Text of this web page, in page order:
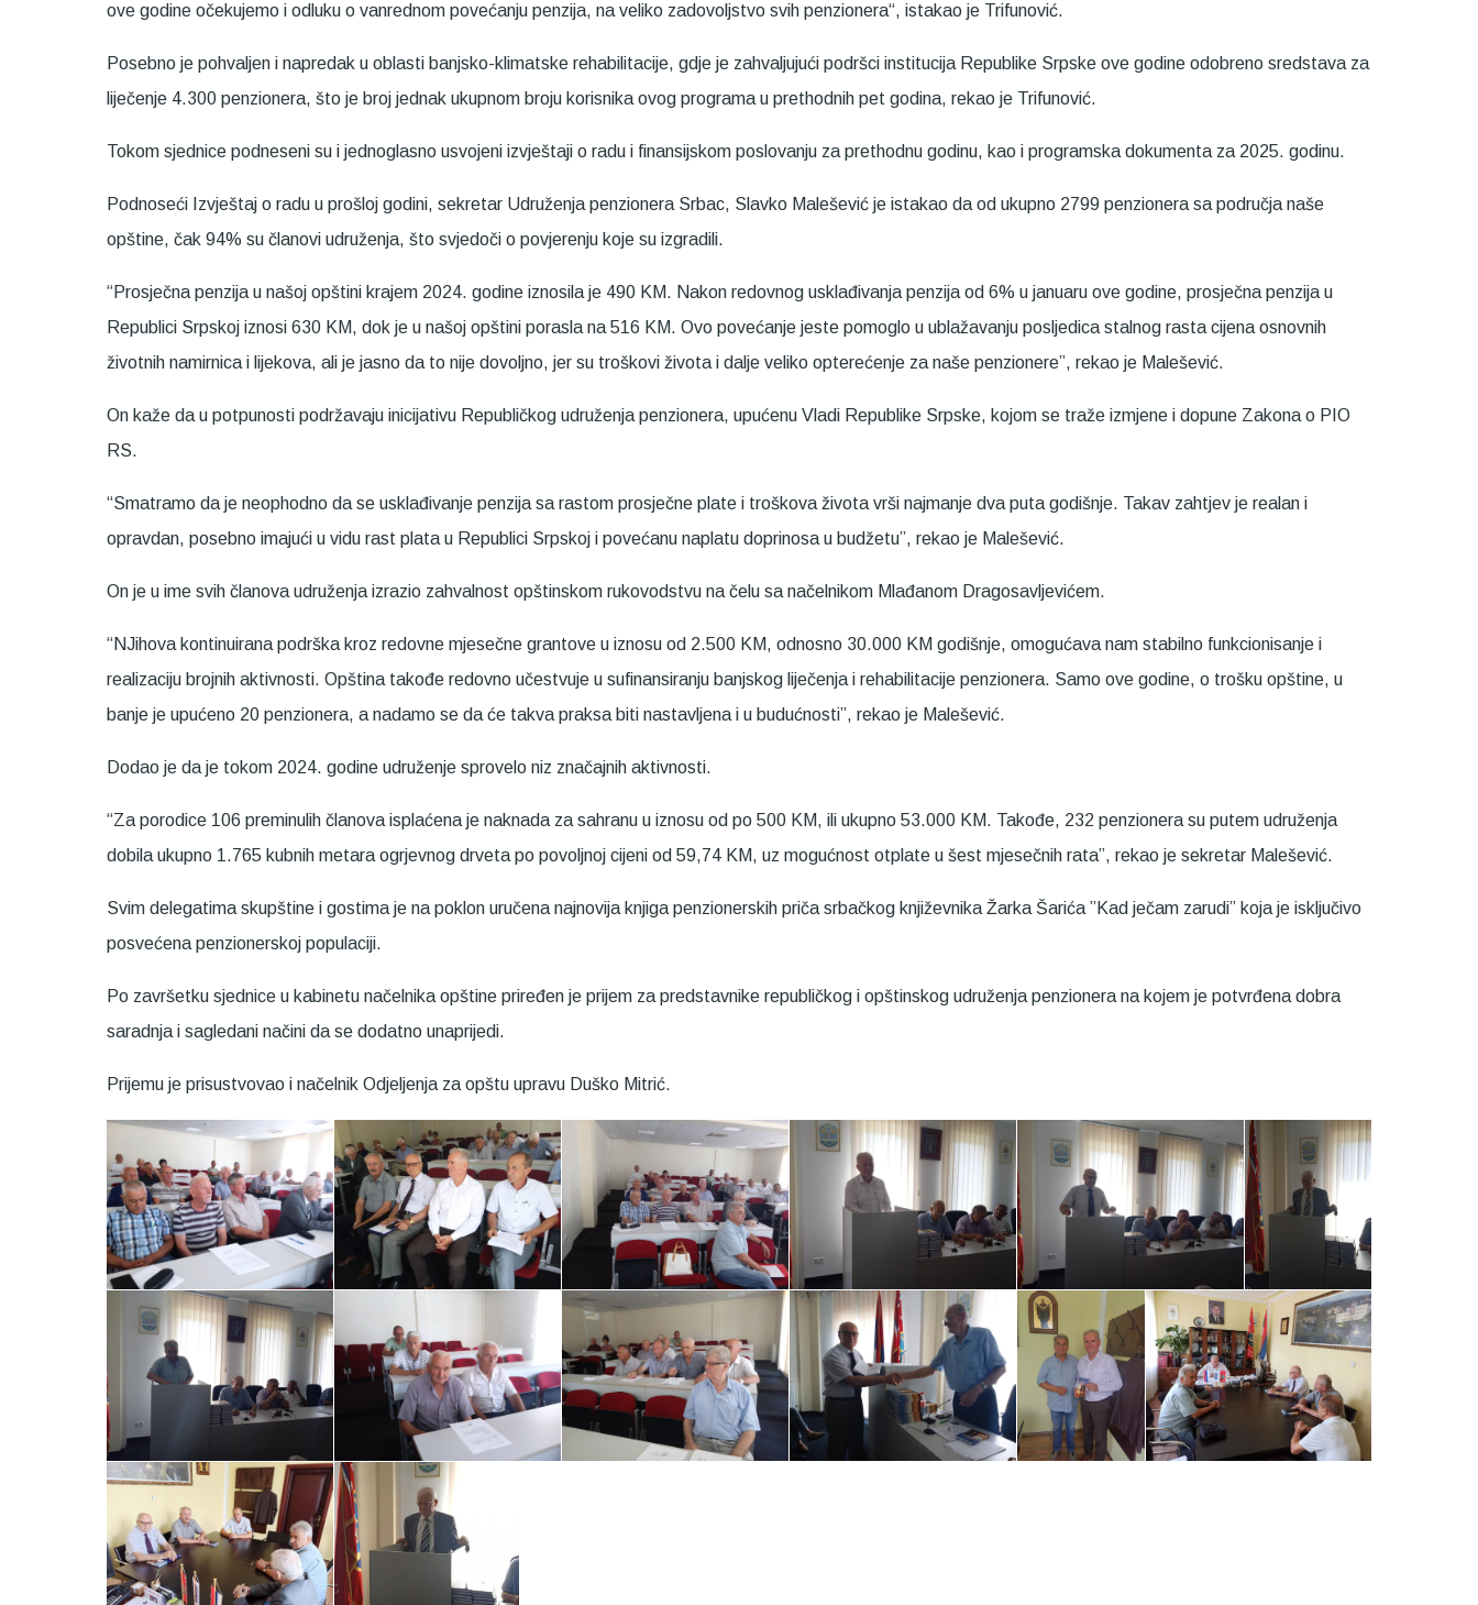
ove godine očekujemo i odluku o vanrednom povećanju penzija, na veliko zadovoljstvo svih penzionera“, istakao je Trifunović.
Posebno je pohvaljen i napredak u oblasti banjsko-klimatske rehabilitacije, gdje je zahvaljujući podršci institucija Republike Srpske ove godine odobreno sredstava za
liječenje 4.300 penzionera, što je broj jednak ukupnom broju korisnika ovog programa u prethodnih pet godina, rekao je Trifunović.
Tokom sjednice podneseni su i jednoglasno usvojeni izvještaji o radu i finansijskom poslovanju za prethodnu godinu, kao i programska dokumenta za 2025. godinu.
Podnoseći Izvještaj o radu u prošloj godini, sekretar Udruženja penzionera Srbac, Slavko Malešević je istakao da od ukupno 2799 penzionera sa područja naše
opštine, čak 94% su članovi udruženja, što svjedoči o povjerenju koje su izgradili.
“Prosječna penzija u našoj opštini krajem 2024. godine iznosila je 490 KM. Nakon redovnog usklađivanja penzija od 6% u januaru ove godine, prosječna penzija u
Republici Srpskoj iznosi 630 KM, dok je u našoj opštini porasla na 516 KM. Ovo povećanje jeste pomoglo u ublažavanju posljedica stalnog rasta cijena osnovnih
životnih namirnica i lijekova, ali je jasno da to nije dovoljno, jer su troškovi života i dalje veliko opterećenje za naše penzionere”, rekao je Malešević.
On kaže da u potpunosti podržavaju inicijativu Republičkog udruženja penzionera, upućenu Vladi Republike Srpske, kojom se traže izmjene i dopune Zakona o PIO
RS.
“Smatramo da je neophodno da se usklađivanje penzija sa rastom prosječne plate i troškova života vrši najmanje dva puta godišnje. Takav zahtjev je realan i
opravdan, posebno imajući u vidu rast plata u Republici Srpskoj i povećanu naplatu doprinosa u budžetu”, rekao je Malešević.
On je u ime svih članova udruženja izrazio zahvalnost opštinskom rukovodstvu na čelu sa načelnikom Mlađanom Dragosavljevićem.
“NJihova kontinuirana podrška kroz redovne mjesečne grantove u iznosu od 2.500 KM, odnosno 30.000 KM godišnje, omogućava nam stabilno funkcionisanje i
realizaciju brojnih aktivnosti. Opština takođe redovno učestvuje u sufinansiranju banjskog liječenja i rehabilitacije penzionera. Samo ove godine, o trošku opštine, u
banje je upućeno 20 penzionera, a nadamo se da će takva praksa biti nastavljena i u budućnosti”, rekao je Malešević.
Dodao je da je tokom 2024. godine udruženje sprovelo niz značajnih aktivnosti.
“Za porodice 106 preminulih članova isplaćena je naknada za sahranu u iznosu od po 500 KM, ili ukupno 53.000 KM. Takođe, 232 penzionera su putem udruženja
dobila ukupno 1.765 kubnih metara ogrjevnog drveta po povoljnoj cijeni od 59,74 KM, uz mogućnost otplate u šest mjesečnih rata”, rekao je sekretar Malešević.
Svim delegatima skupštine i gostima je na poklon uručena najnovija knjiga penzionerskih priča srbačkog književnika Žarka Šarića ”Kad ječam zarudi” koja je isključivo
posvećena penzionerskoj populaciji.
Po završetku sjednice u kabinetu načelnika opštine priređen je prijem za predstavnike republičkog i opštinskog udruženja penzionera na kojem je potvrđena dobra
saradnja i sagledani načini da se dodatno unaprijedi.
Prijemu je prisustvovao i načelnik Odjeljenja za opštu upravu Duško Mitrić.